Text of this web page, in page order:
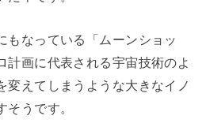
もなっている「ムーンショッ
計画に代表される宇宙技術のよ
変えてしまうような大きなイノ
うです。